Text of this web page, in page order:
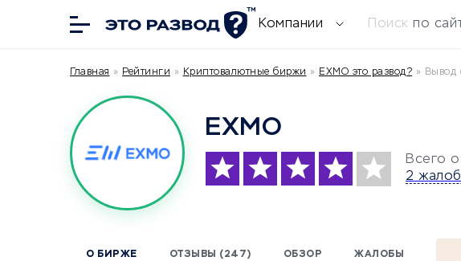
Компании Поиск по
Главная » Рейтинги » Криптовалютные биржи » EXMO это развод? » Вывод
EXMO
Всего
2
О БИРЖЕ ОТЗЫВЫ (247) ОБЗОР ЖАЛОБЫ